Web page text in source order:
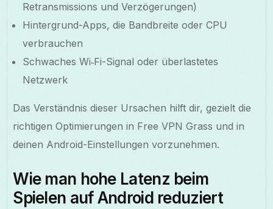
Retransmissions und Verzögerungen)
Hintergrund-Apps, die Bandbreite oder CPU
verbrauchen
Schwaches Wi‑Fi-Signal oder überlastetes
Netzwerk
Das Verständnis dieser Ursachen hilft dir, gezielt die
richtigen Optimierungen in Free VPN Grass und in
deinen Android-Einstellungen vorzunehmen.
Wie man hohe Latenz beim
Spielen auf Android reduziert